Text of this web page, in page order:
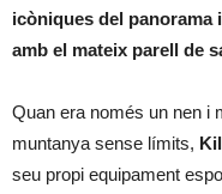
icòniques del panorama
amb el mateix parell de
Quan era només un nen i
muntanya sense límits,
seu propi equipament